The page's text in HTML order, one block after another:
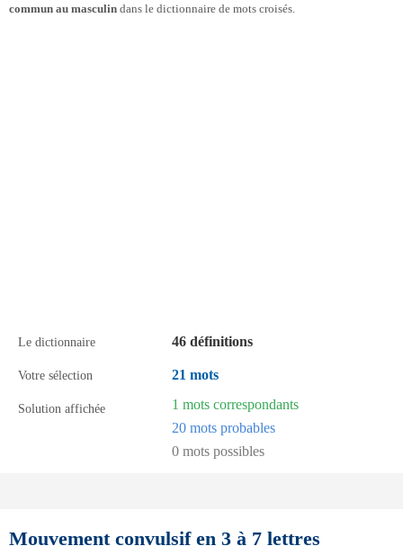
commun au masculin dans le dictionnaire de mots croisés.
Le dictionnaire 46 définitions
Votre sélection 21 mots
Solution affichée
1 mots correspondants
20 mots probables
0 mots possibles
Mouvement convulsif en 3 à 7 lettres